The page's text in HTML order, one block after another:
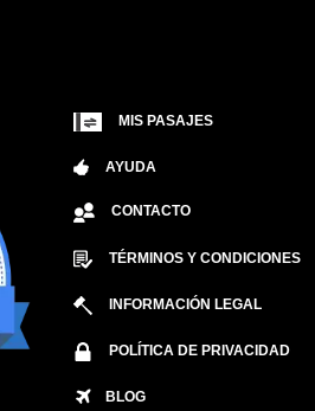
MIS PASAJES
AYUDA
CONTACTO
TÉRMINOS Y CONDICIONES
INFORMACIÓN LEGAL
POLÍTICA DE PRIVACIDAD
BLOG